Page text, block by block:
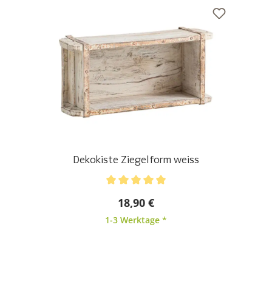
Dekokiste Ziegelform weiss
18,90 €
1-3 Werktage *